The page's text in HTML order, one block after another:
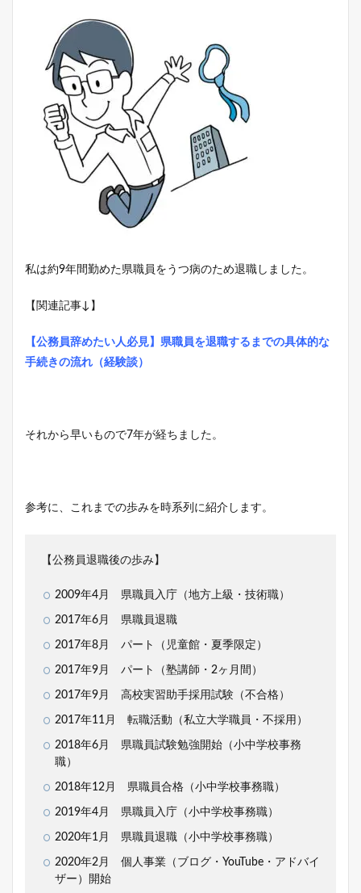
私は約9年間勤めた県職員をうつ病のため退職しました。
【関連記事↓】
【公務員辞めたい人必見】県職員を退職するまでの具体的な
手続きの流れ（経験談）
それから早いもので7年が経ちました。
参考に、これまでの歩みを時系列に紹介します。
【公務員退職後の歩み】
2009年4月 県職員入庁（地方上級・技術職）
2017年6月 県職員退職
2017年8月 パート（児童館・夏季限定）
2017年9月 パート（塾講師・2ヶ月間）
2017年9月 高校実習助手採用試験（不合格）
2017年11月 転職活動（私立大学職員・不採用）
2018年6月 県職員試験勉強開始（小中学校事務
職）
2018年12月 県職員合格（小中学校事務職）
2019年4月 県職員入庁（小中学校事務職）
2020年1月 県職員退職（小中学校事務職）
2020年2月 個人事業（ブログ・YouTube・アドバイ
ザー）開始